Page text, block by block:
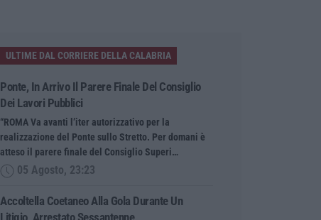
ULTIME DAL CORRIERE DELLA CALABRIA
Ponte, In Arrivo Il Parere Finale Del Consiglio
Dei Lavori Pubblici
“ROMA Va avanti l’iter autorizzativo per la
realizzazione del Ponte sullo Stretto. Per domani è
atteso il parere finale del Consiglio Superi…
05 Agosto, 23:23
Accoltella Coetaneo Alla Gola Durante Un
Litigio, Arrestato Sessantenne